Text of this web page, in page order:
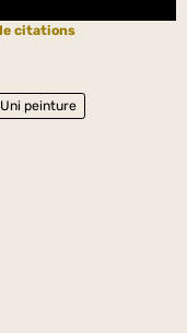
citations
peinture